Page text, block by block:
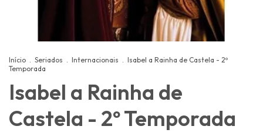
Início . Seriados . Internacionais . Isabel a Rainha de Castela - 2º
Temporada
Isabel a Rainha de
Castela - 2º Temporada